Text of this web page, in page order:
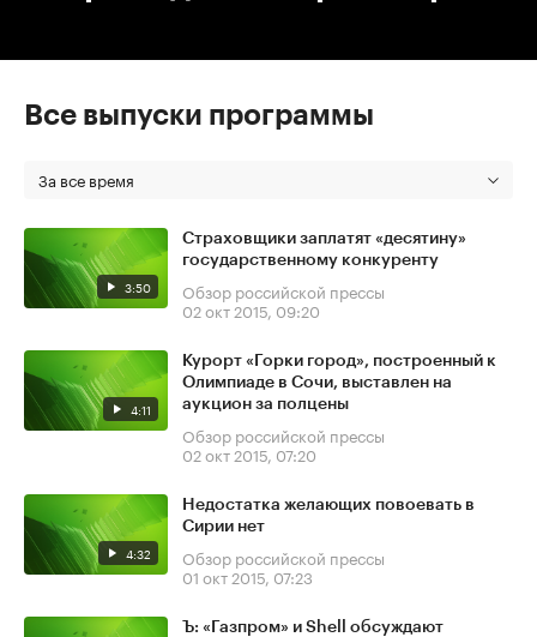
Все выпуски программы
За все время
3:50
Страховщики заплатят «десятину»
государственному конкуренту
Обзор российской прессы
02 окт 2015, 09:20
4:11
Курорт «Горки город», построенный к
Олимпиаде в Сочи, выставлен на
аукцион за полцены
Обзор российской прессы
02 окт 2015, 07:20
4:32
Недостатка желающих повоевать в
Сирии нет
Обзор российской прессы
01 окт 2015, 07:23
Ъ: «Газпром» и Shell обсуждают